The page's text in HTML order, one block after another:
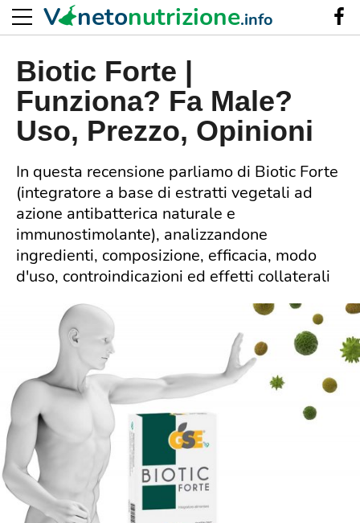
Biotic Forte |
Funziona? Fa Male?
Uso, Prezzo, Opinioni
In questa recensione parliamo di Biotic Forte
(integratore a base di estratti vegetali ad
azione antibatterica naturale e
immunostimolante), analizzandone
ingredienti, composizione, efficacia, modo
d'uso, controindicazioni ed effetti collaterali
V netonutrizione.info